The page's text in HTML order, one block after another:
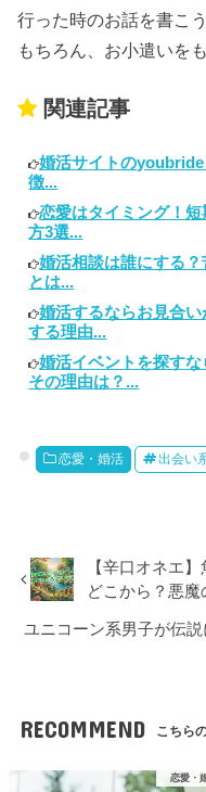
行った時のお話を書こ
もちろん、お小遣いを
関連記事
婚活サイトの
徴...
恋愛はタイミング！
方3選...
婚活相談は誰にする
とは...
婚活するならお見合
する理由...
婚活イベントを探す
その理由は？...
恋愛・婚活 出会い
【辛口オネエ
どこから？悪
ユニコーン系男子が伝
RECOMMEND こちら
恋愛・